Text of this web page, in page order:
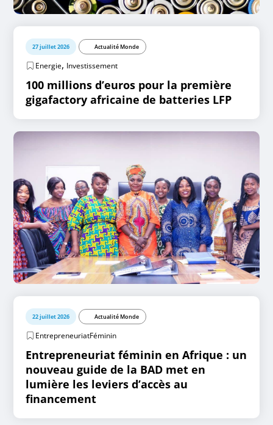
27 juillet 2026 Actualité Monde
Energie, Investissement
100 millions d’euros pour la première
gigafactory africaine de batteries LFP
22 juillet 2026 Actualité Monde
EntrepreneuriatFéminin
Entrepreneuriat féminin en Afrique : un
nouveau guide de la BAD met en
lumière les leviers d’accès au
financement